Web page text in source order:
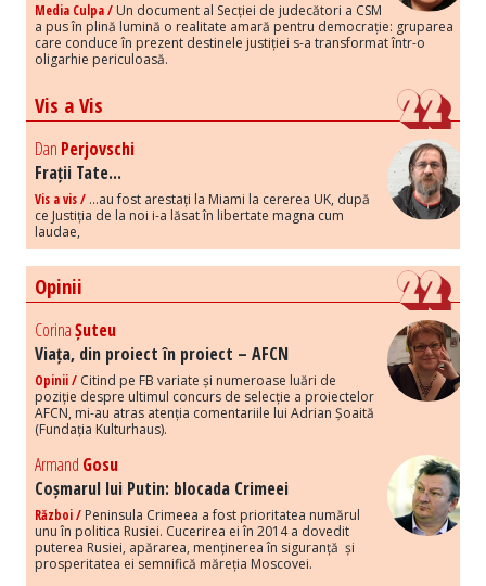
Media Culpa / Un document al Secției de judecători a CSM
a pus în plină lumină o realitate amară pentru democrație: gruparea
care conduce în prezent destinele justiției s-a transformat într-o
oligarhie periculoasă.
Vis a Vis
Dan Perjovschi
Frații Tate...
Vis a vis / ...au fost arestați la Miami la cererea UK, după
ce Justiția de la noi i-a lăsat în libertate magna cum
laudae,
Opinii
CorinaȘuteu
Viața, din proiect în proiect – AFCN
Opinii / Citind pe FB variate și numeroase luări de
poziție despre ultimul concurs de selecție a proiectelor
AFCN, mi-au atras atenția comentariile lui Adrian Șoaită
(Fundația Kulturhaus).
Armand Gosu
Coșmarul lui Putin: blocada Crimeei
Război / Peninsula Crimeea a fost prioritatea numărul
unu în politica Rusiei. Cucerirea ei în 2014 a dovedit
puterea Rusiei, apărarea, menținerea în siguranță și
prosperitatea ei semnifică măreția Moscovei.